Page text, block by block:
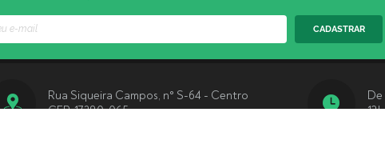
CADASTRAR
Rua Siqueira Campos, n° S-64 - Centro
CEP: 17280-065
De